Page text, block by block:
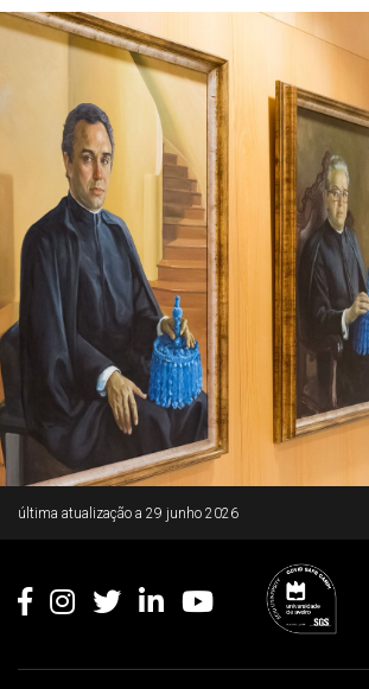
última atualização a 29 junho 2026